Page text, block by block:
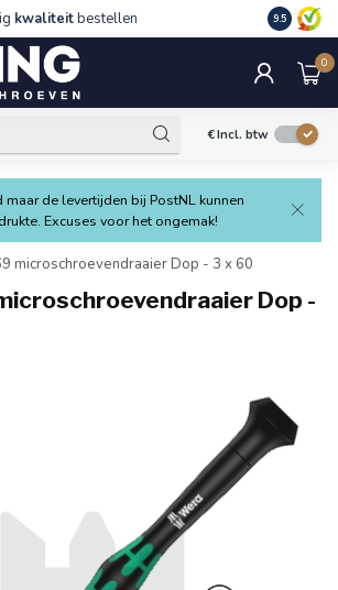
kwaliteitbestellen 9.5
0
€Incl. btw
maar de levertijden bij PostNL kunnen
Excuses voor het ongemak!
microschroevendraaier Dop - 3 x 60
Dop -